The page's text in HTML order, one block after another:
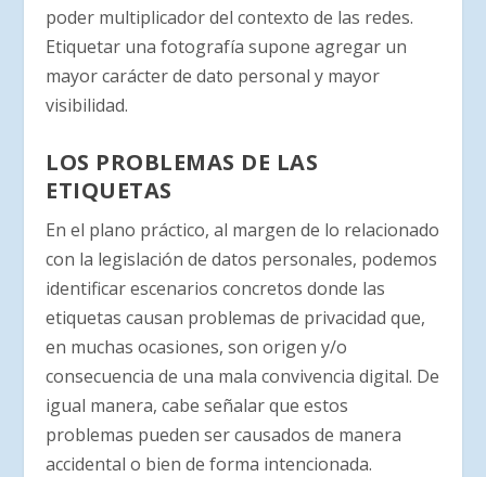
poder multiplicador del contexto de las redes.
Etiquetar una fotografía supone agregar un
mayor carácter de dato personal y mayor
visibilidad.
LOS PROBLEMAS DE LAS
ETIQUETAS
En el plano práctico, al margen de lo relacionado
con la legislación de datos personales, podemos
identificar escenarios concretos donde las
etiquetas causan problemas de privacidad que,
en muchas ocasiones, son origen y/o
consecuencia de una mala convivencia digital. De
igual manera, cabe señalar que estos
problemas pueden ser causados de manera
accidental o bien de forma intencionada.